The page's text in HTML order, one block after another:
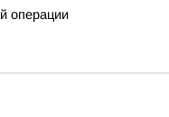
операции